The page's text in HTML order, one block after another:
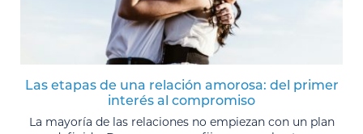
Las etapas de una relación amorosa: del primer
interés al compromiso
La mayoría de las relaciones no empiezan con un plan